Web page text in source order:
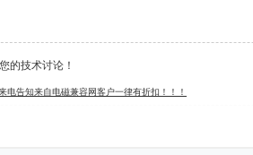
的技术讨论！
电告知来自电磁兼容网客户一律有折扣！！！